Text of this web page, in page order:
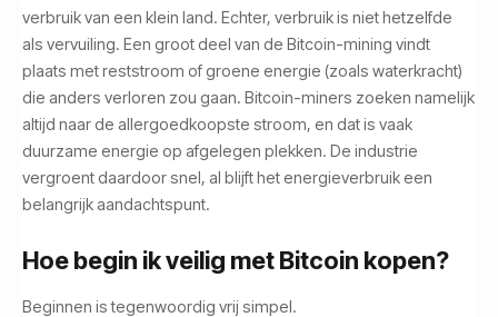
verbruik van een klein land. Echter, verbruik is niet hetzelfde
als vervuiling. Een groot deel van de Bitcoin-mining vindt
plaats met reststroom of groene energie (zoals waterkracht)
die anders verloren zou gaan. Bitcoin-miners zoeken namelijk
altijd naar de allergoedkoopste stroom, en dat is vaak
duurzame energie op afgelegen plekken. De industrie
vergroent daardoor snel, al blijft het energieverbruik een
belangrijk aandachtspunt.
Hoe begin ik veilig met Bitcoin kopen?
Beginnen is tegenwoordig vrij simpel.